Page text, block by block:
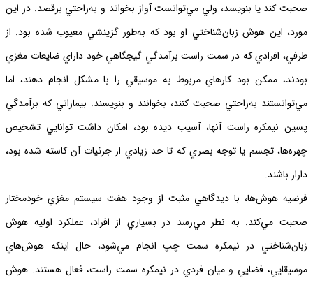
صحبت كند يا بنويسد، ولي مي‌توانست آواز بخواند و به‌راحتي برقصد. در اين
مورد، اين هوش زبان‌شناختي او بود كه به‌طور گزينشي معيوب شده بود. از
طرفي، افرادي كه در سمت راست برآمدگي گيجگاهي خود داراي ضايعات مغزي
بودند، ممكن بود كارهاي مربوط به موسيقي را با مشكل انجام دهند، اما
مي‌توانستند به‌راحتي صحبت كنند، بخوانند و بنويسند. بيماراني كه برآمدگي
پسين نيمكره راست آنها، آسيب ديده بود، امكان داشت توانايي تشخيص
چهره‌ها، تجسم يا توجه بصري كه تا حد زيادي از جزئيات آن كاسته شده بود،
دارار باشند.
فرضيه هوش‌ها، با ديدگاهي مثبت از وجود هفت سيستم مغزي خودمختار
صحبت مي‌كند. به نظر مي‌رسد در بسياري از افراد‌، عملكرد اوليه هوش
زبان‌شناختي در نيمكره سمت چپ انجام مي‌شود، حال اينكه هوش‌هاي
موسيقايي، فضايي و ميان فردي در نيمكره سمت راست، فعال هستند. هوش